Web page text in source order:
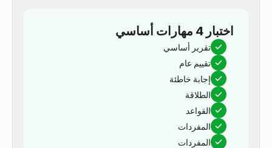
اختبار 4 مهارات أساسي
تقرير أساسي
تقييم عام
إجابة خاطئة
الطلاقة
القواعد
المفردات
المفردات